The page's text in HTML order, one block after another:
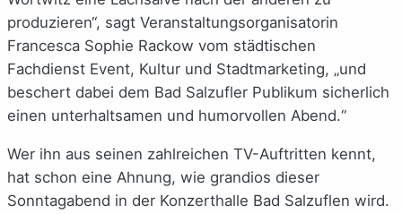
produzieren“, sagt Veranstaltungsorganisatorin
Francesca Sophie Rackow vom städtischen
Fachdienst Event, Kultur und Stadtmarketing, „und
beschert dabei dem Bad Salzufler Publikum sicherlich
einen unterhaltsamen und humorvollen Abend.“
Wer ihn aus seinen zahlreichen TV-Auftritten kennt,
hat schon eine Ahnung, wie grandios dieser
Sonntagabend in der Konzerthalle Bad Salzuflen wird.